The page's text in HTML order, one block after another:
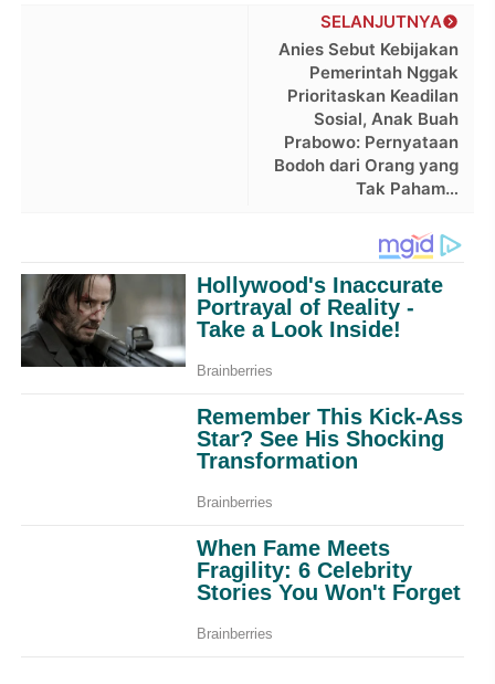
SELANJUTNYA
Anies Sebut Kebijakan
Pemerintah Nggak
Prioritaskan Keadilan
Sosial, Anak Buah
Prabowo: Pernyataan
Bodoh dari Orang yang
Tak Paham…